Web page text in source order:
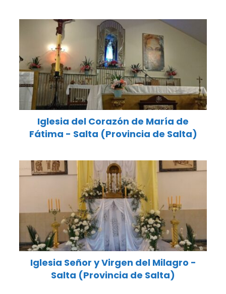
Iglesia del Corazón de María de
Fátima - Salta (Provincia de Salta)
Iglesia Señor y Virgen del Milagro -
Salta (Provincia de Salta)